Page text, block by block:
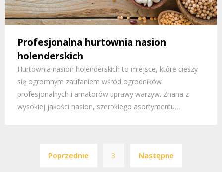
Profesjonalna hurtownia nasion
holenderskich
Hurtownia nasion holenderskich to miejsce, które cieszy
się ogromnym zaufaniem wśród ogrodników
profesjonalnych i amatorów uprawy warzyw. Znana z
wysokiej jakości nasion, szerokiego asortymentu…
wpisów
Poprzednie 3 Następne